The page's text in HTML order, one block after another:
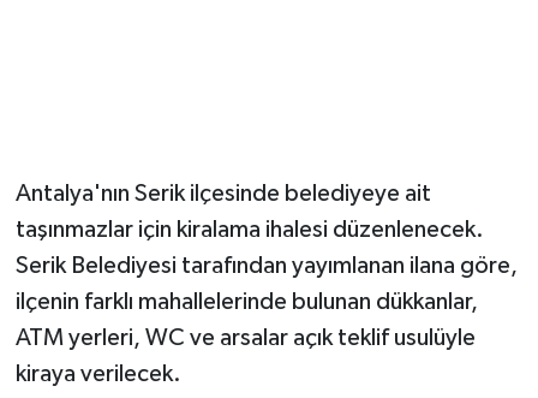
Antalya'nın Serik ilçesinde belediyeye ait
taşınmazlar için kiralama ihalesi düzenlenecek.
Serik Belediyesi tarafından yayımlanan ilana göre,
ilçenin farklı mahallelerinde bulunan dükkanlar,
ATM yerleri, WC ve arsalar açık teklif usulüyle
kiraya verilecek.